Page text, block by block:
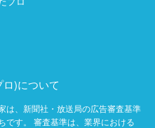
)について
は、新聞社・放送局の広告審査基準
です。 審査基準は、業界における